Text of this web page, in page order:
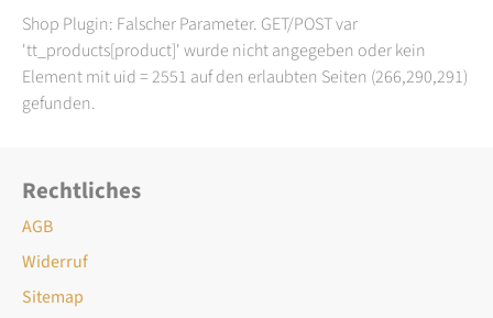
Shop Plugin: Falscher Parameter. GET/POST var
'tt_products[product]' wurde nicht angegeben oder kein
Element mit uid = 2551 auf den erlaubten Seiten (266,290,291)
gefunden.
Rechtliches
AGB
Widerruf
Sitemap